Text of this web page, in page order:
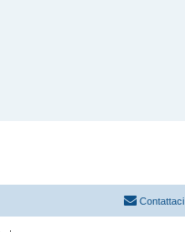
Contattaci